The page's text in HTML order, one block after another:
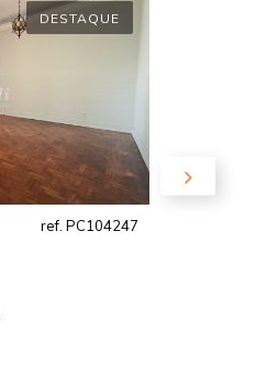
DESTAQUE
ref. PC104247